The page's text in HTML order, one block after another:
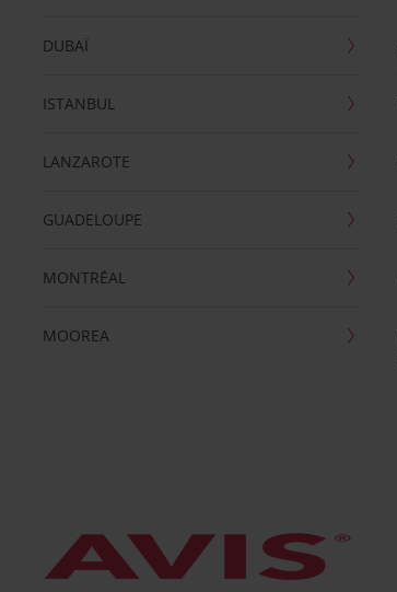
DUBAÏ
ISTANBUL
LANZAROTE
GUADELOUPE
MONTRÉAL
MOOREA